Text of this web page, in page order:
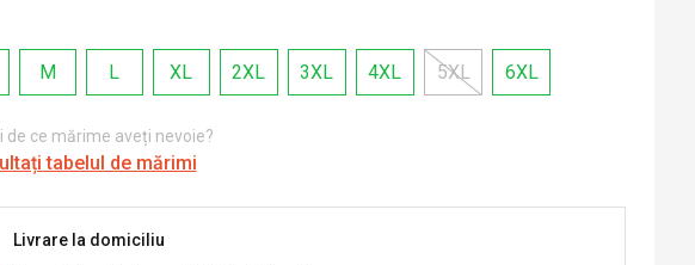
M L XL 2XL 3XL 4XL 5XL 6XL
de ce mărime aveți nevoie?
tabelul de mărimi
Livrare la domiciliu